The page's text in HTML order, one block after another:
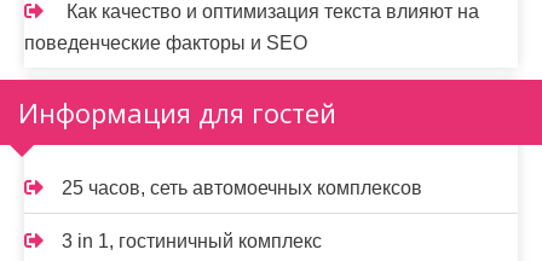
Как качество и оптимизация текста влияют на
поведенческие факторы и SEO
Информация для гостей
25 часов, сеть автомоечных комплексов
3 in 1, гостиничный комплекс